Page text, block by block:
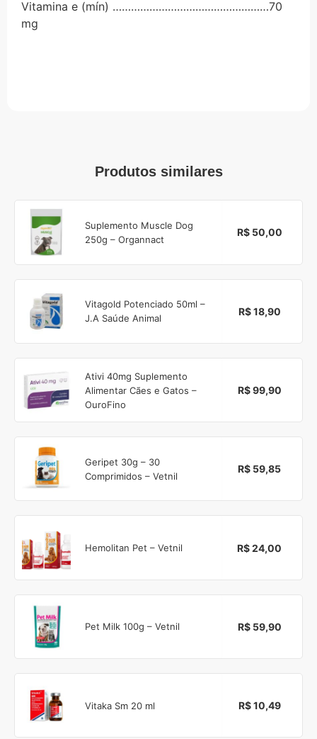
Vitamina e (mín) ……………………………………………70
mg
Produtos similares
Suplemento Muscle Dog
250g – Organnact
R$ 50,00
Vitagold Potenciado 50ml –
J.A Saúde Animal
R$ 18,90
Ativi 40mg Suplemento
Alimentar Cães e Gatos –
OuroFino
R$ 99,90
Geripet 30g – 30
Comprimidos – Vetnil
R$ 59,85
Hemolitan Pet – Vetnil R$ 24,00
Pet Milk 100g – Vetnil R$ 59,90
Vitaka Sm 20 ml R$ 10,49